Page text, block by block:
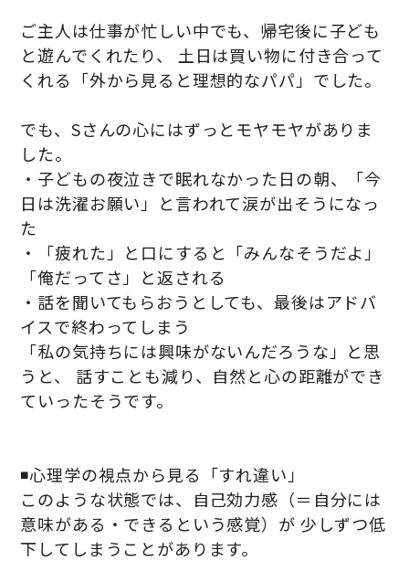
ご主人は仕事が忙しい中でも、帰宅後に子ども
と遊んでくれたり、 土日は買い物に付き合って
くれる「外から見ると理想的なパパ」でした。
でも、Sさんの心にはずっとモヤモヤがありま
した。
・子どもの夜泣きで眠れなかった日の朝、「今
日は洗濯お願い」と言われて涙が出そうになっ
た
・「疲れた」と口にすると「みんなそうだよ」
「俺だってさ」と返される
・話を聞いてもらおうとしても、最後はアドバ
イスで終わってしまう
「私の気持ちには興味がないんだろうな」と思
うと、 話すことも減り、自然と心の距離ができ
ていったそうです。
◾️心理学の視点から見る「すれ違い」
このような状態では、自己効力感（＝自分には
意味がある・できるという感覚）が 少しずつ低
下してしまうことがあります。